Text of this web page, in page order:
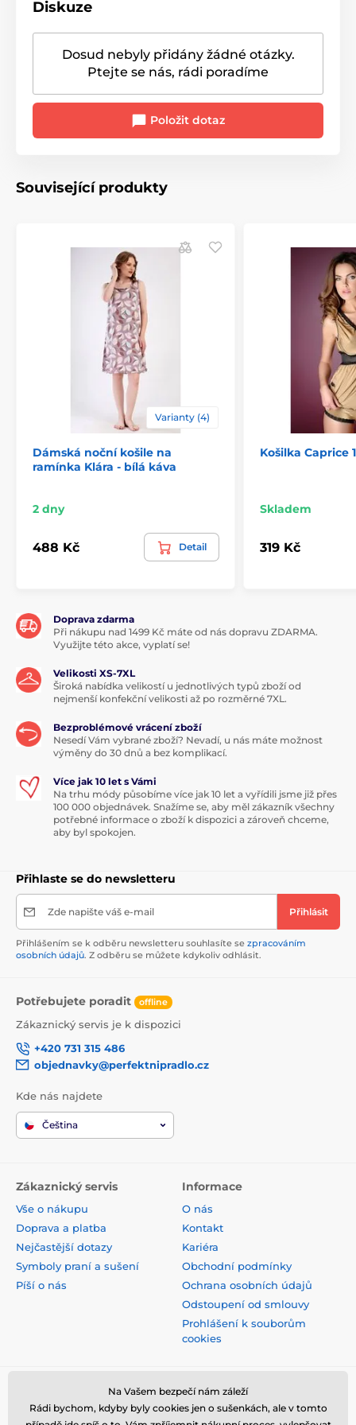
Diskuze
Dosud nebyly přidány žádné otázky.
Ptejte se nás, rádi poradíme
Položit dotaz
Související produkty
Varianty (4)
Dámská noční košile na
ramínka Klára - bílá káva
2 dny
488 Kč Detail
Košilka Caprice
Skladem
319 Kč
Doprava zdarma
Při nákupu nad 1499 Kč máte od nás dopravu ZDARMA.
Využijte této akce, vyplatí se!
Velikosti XS-7XL
Široká nabídka velikostí u jednotlivých typů zboží od
nejmenší konfekční velikosti až po rozměrné 7XL.
Bezproblémové vrácení zboží
Nesedí Vám vybrané zboží? Nevadí, u nás máte možnost
výměny do 30 dnů a bez komplikací.
Více jak 10 let s Vámi
Na trhu módy působíme více jak 10 let a vyřídili jsme již přes
100 000 objednávek. Snažíme se, aby měl zákazník všechny
potřebné informace o zboží k dispozici a zároveň chceme,
aby byl spokojen.
Přihlaste se do newsletteru
Zde napište váš e-mail Přihlásit
Přihlášením se k odběru newsletteru souhlasíte se zpracováním
osobních údajů. Z odběru se můžete kdykoliv odhlásit.
Potřebujete poradit offline
Zákaznický servis je k dispozici
+420 731 315 486
objednavky@perfektnipradlo.cz
Kde nás najdete
Čeština
Zákaznický servis
Vše o nákupu
Doprava a platba
Nejčastější dotazy
Symboly praní a sušení
Píší o nás
Informace
O nás
Kontakt
Kariéra
Obchodní podmínky
Ochrana osobních údajů
Odstoupení od smlouvy
Prohlášení k souborům
cookies
Bezpečná platba kartou
Na Vašem bezpečí nám záleží
Rádi bychom, kdyby byly cookies jen o sušenkách, ale v tomto